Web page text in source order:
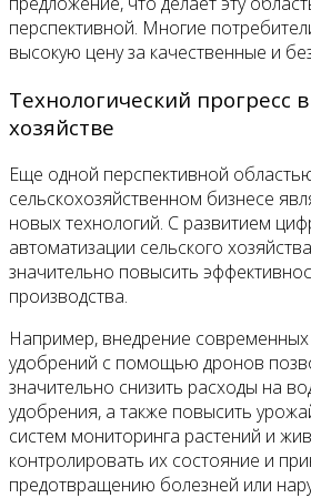
перспективной. Многие
высокую цену за качественные и
Технологический прогресс
хозяйстве
Еще одной перспективной
сельскохозяйственном бизнесе
новых технологий. С развитием
автоматизации сельского
значительно повысить
производства.
Например, внедрение
удобрений с помощью дронов
значительно снизить расходы на
удобрения, а также повысить
систем мониторинга растений и
контролировать их состояние и
предотвращению болезней или